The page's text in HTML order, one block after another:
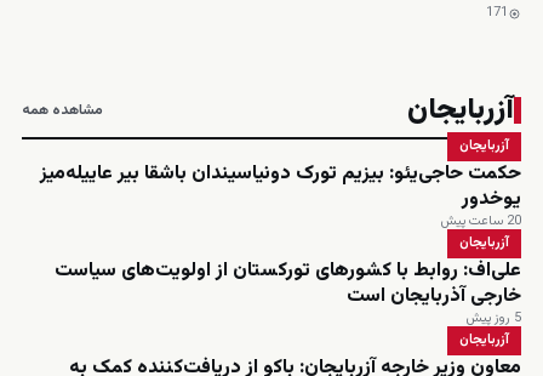
171
آزربایجان مشاهده همه
آزربایجان
حکمت حاجی‌یئو: بیزیم تورک دونیاسیندان باشقا بیر عاییله‌میز
یوخدور
20 ساعت پیش
آزربایجان
علی‌اف: روابط با کشورهای تورکستان از اولویت‌های سیاست
خارجی آذربایجان است
5 روز پیش
آزربایجان
معاون وزیر خارجه آزربایجان: باکو از دریافت‌کننده کمک به